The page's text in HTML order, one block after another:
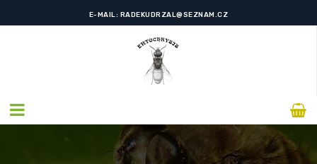
TELEFON: +420 608 120 871